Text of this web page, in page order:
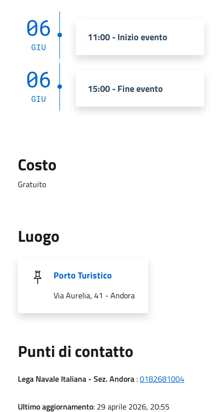
06
GIU
11:00 - Inizio evento
06
GIU
15:00 - Fine evento
Costo
Gratuito
Luogo
Porto Turistico
Via Aurelia, 41 - Andora
Punti di contatto
Lega Navale Italiana - Sez. Andora :0182681004
Ultimo aggiornamento: 29 aprile 2026, 20:55